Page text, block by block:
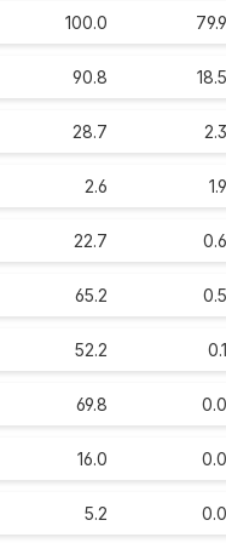
100.0 79.9
90.8 18.5
28.7 2.3
2.6 1.9
22.7 0.6
65.2 0.5
52.2 0.1
69.8 0.0
16.0 0.0
5.2 0.0